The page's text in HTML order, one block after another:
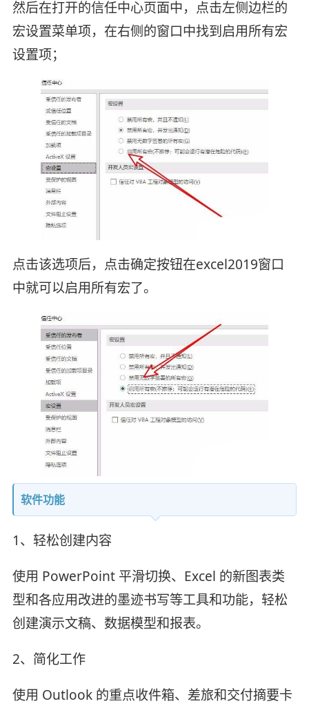
然后在打开的信任中心页面中，点击左侧边栏的
宏设置菜单项，在右侧的窗口中找到启用所有宏
设置项；
点击该选项后，点击确定按钮在excel2019窗口
中就可以启用所有宏了。
软件功能
1、轻松创建内容
使用 PowerPoint 平滑切换、Excel 的新图表类
型和各应用改进的墨迹书写等工具和功能，轻松
创建演示文稿、数据模型和报表。
2、简化工作
使用 Outlook 的重点收件箱、差旅和交付摘要卡